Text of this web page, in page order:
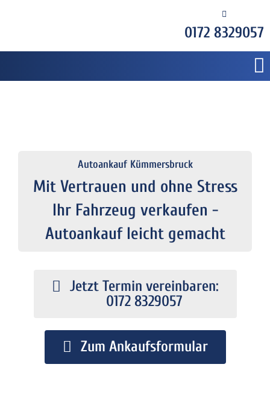
0172 8329057
Autoankauf Kümmersbruck
Mit Vertrauen und ohne Stress
Ihr Fahrzeug verkaufen -
Autoankauf leicht gemacht
Jetzt Termin vereinbaren:
0172 8329057
Zum Ankaufsformular